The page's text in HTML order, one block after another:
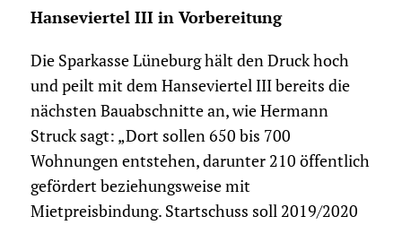
Hanseviertel III in Vorbereitung
Die Sparkasse Lüneburg hält den Druck hoch
und peilt mit dem Hanseviertel III bereits die
nächsten Bauabschnitte an, wie Hermann
Struck sagt: „Dort sollen 650 bis 700
Wohnungen entstehen, darunter 210 öffentlich
gefördert beziehungsweise mit
Mietpreisbindung. Startschuss soll 2019/2020